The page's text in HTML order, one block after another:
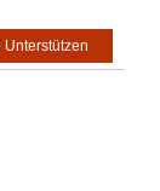
Unterstützen